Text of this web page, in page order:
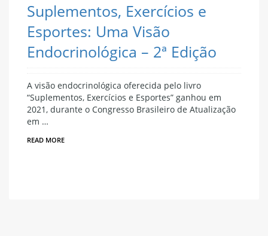
Suplementos, Exercícios e
Esportes: Uma Visão
Endocrinológica – 2ª Edição
A visão endocrinológica oferecida pelo livro
“Suplementos, Exercícios e Esportes” ganhou em
2021, durante o Congresso Brasileiro de Atualização
em …
READ MORE